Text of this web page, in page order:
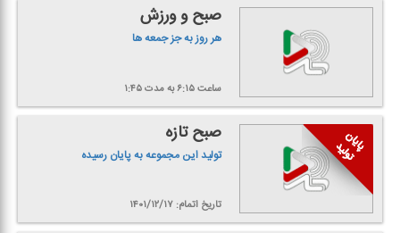
صبح و ورزش
هر روز به جز جمعه ها
ساعت ۶:۱۵ به مدت ۱:۴۵
صبح تازه
تولید این مجموعه به پایان رسیده
تاریخ اتمام: ۱۴۰۱/۱۲/۱۷